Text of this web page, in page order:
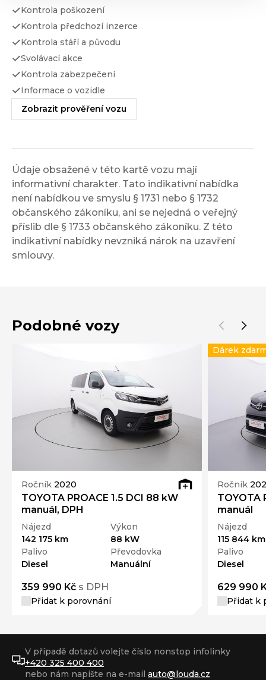
Kontrola poškození
Kontrola předchozí inzerce
Kontrola stáří a původu
Svolávací akce
Kontrola zabezpečení
Informace o vozidle
Zobrazit prověření vozu
Údaje obsažené v této kartě vozu mají
informativní charakter. Tato indikativní nabídka
není nabídkou ve smyslu § 1731 nebo § 1732
občanského zákoníku, ani se nejedná o veřejný
příslib dle § 1733 občanského zákoníku. Z této
indikativní nabídky nevzniká nárok na uzavření
smlouvy.
Podobné vozy
Ročník 2020
TOYOTA PROACE 1.5 DCI 88 kW
manuál, DPH
Nájezd
142 175 km
Výkon
88 kW
Palivo
Diesel
Převodovka
Manuální
359 990 Kč s DPH
Přidat k porovnání
Ročník
TOYOTA
manuál
Nájezd
115 844 km
Palivo
Diesel
629 990
Přidat k
Dárek
V případě dotazů volejte číslo nonstop infolinky
+420 325 400 400
nebo nám napište na e-mail auto@louda.cz